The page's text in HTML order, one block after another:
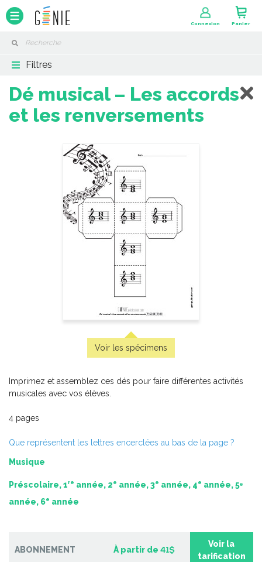
Connexion Panier
Filtres
Pratique de l'épreuve ministérielle de mathématique de
la fin du 3e cycle du primaire
6,99 $-PDF
Dé musical – Les accords
et les renversements
Voir les spécimens
Imprimez et assemblez ces dés pour faire différentes activités
musicales avec vos élèves.
4 pages
Que représentent les lettres encerclées au bas de la page ?
Musique
Préscolaire, 1re année, 2 e année, 3e année, 4 e année, 5ᵉ
année, 6e année
ABONNEMENT À partir de 41$
Voir la
tarification
Panneau de gestion des cookies